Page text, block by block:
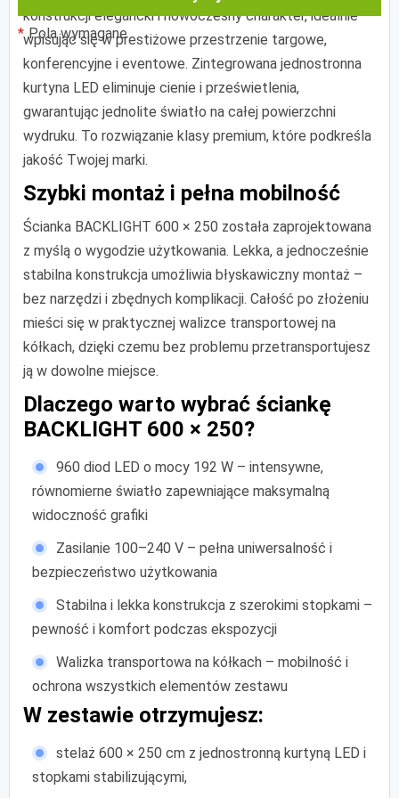
Pola wymagane
konstrukcji elegancki i nowoczesny charakter, idealnie
wpisując się w prestiżowe przestrzenie targowe,
konferencyjne i eventowe. Zintegrowana jednostronna
kurtyna LED eliminuje cienie i prześwietlenia,
gwarantując jednolite światło na całej powierzchni
wydruku. To rozwiązanie klasy premium, które podkreśla
jakość Twojej marki.
Szybki montaż i pełna mobilność
Ścianka BACKLIGHT 600 × 250 została zaprojektowana
z myślą o wygodzie użytkowania. Lekka, a jednocześnie
stabilna konstrukcja umożliwia błyskawiczny montaż –
bez narzędzi i zbędnych komplikacji. Całość po złożeniu
mieści się w praktycznej walizce transportowej na
kółkach, dzięki czemu bez problemu przetransportujesz
ją w dowolne miejsce.
Dlaczego warto wybrać ściankę
BACKLIGHT 600 × 250?
960 diod LED o mocy 192 W – intensywne,
równomierne światło zapewniające maksymalną
widoczność grafiki
Zasilanie 100–240 V – pełna uniwersalność i
bezpieczeństwo użytkowania
Stabilna i lekka konstrukcja z szerokimi stopkami –
pewność i komfort podczas ekspozycji
Walizka transportowa na kółkach – mobilność i
ochrona wszystkich elementów zestawu
W zestawie otrzymujesz:
stelaż 600 × 250 cm z jednostronną kurtyną LED i
stopkami stabilizującymi,